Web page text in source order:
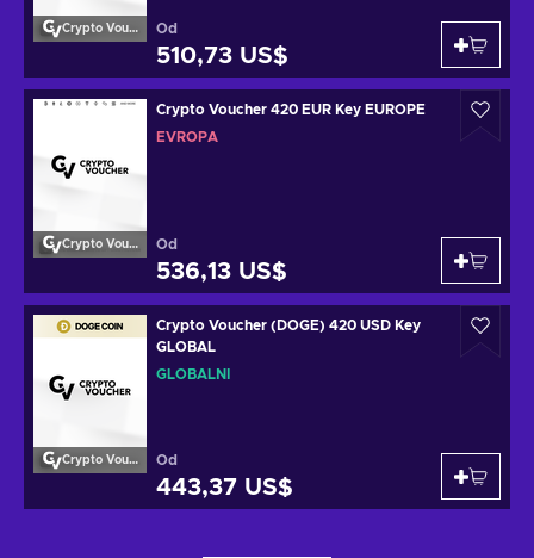
Crypto Voucher Od
510,73 US$
Crypto Voucher
Crypto Voucher 420 EUR Key EUROPE
EVROPA
Od
536,13 US$
Crypto Voucher
Crypto Voucher (DOGE) 420 USD Key
GLOBAL
GLOBÁLNÍ
Od
443,37 US$